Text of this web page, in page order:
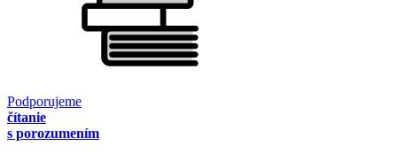
Podporujeme
čítanie
s porozumením